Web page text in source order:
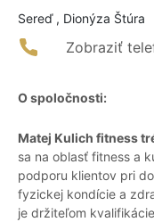
Sereď , Dionýza Štúra
Zobraziť
O spoločnosti:
Matej Kulich fitness
sa na oblasť fitness a
podporu klientov pri
fyzickej kondície a
je držiteľom